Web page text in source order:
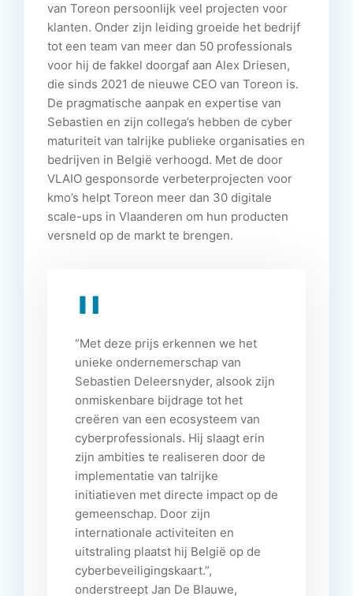
van Toreon persoonlijk veel projecten voor
klanten. Onder zijn leiding groeide het bedrijf
tot een team van meer dan 50 professionals
voor hij de fakkel doorgaf aan Alex Driesen,
die sinds 2021 de nieuwe CEO van Toreon is.
De pragmatische aanpak en expertise van
Sebastien en zijn collega’s hebben de cyber
maturiteit van talrijke publieke organisaties en
bedrijven in België verhoogd. Met de door
VLAIO gesponsorde verbeterprojecten voor
kmo’s helpt Toreon meer dan 30 digitale
scale-ups in Vlaanderen om hun producten
versneld op de markt te brengen.
“Met deze prijs erkennen we het
unieke ondernemerschap van
Sebastien Deleersnyder, alsook zijn
onmiskenbare bijdrage tot het
creëren van een ecosysteem van
cyberprofessionals. Hij slaagt erin
zijn ambities te realiseren door de
implementatie van talrijke
initiatieven met directe impact op de
gemeenschap. Door zijn
internationale activiteiten en
uitstraling plaatst hij België op de
cyberbeveiligingskaart.”,
onderstreept Jan De Blauwe,